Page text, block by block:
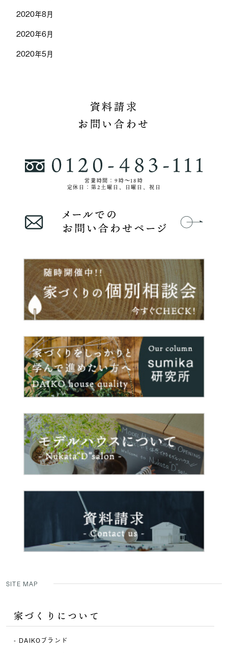
2020年8月
2020年6月
2020年5月
資料請求
お問い合わせ
営業時間：9時〜18時
定休日：第2土曜日、日曜日、祝日
SITE MAP
家づくりについて
DAIKOブランド